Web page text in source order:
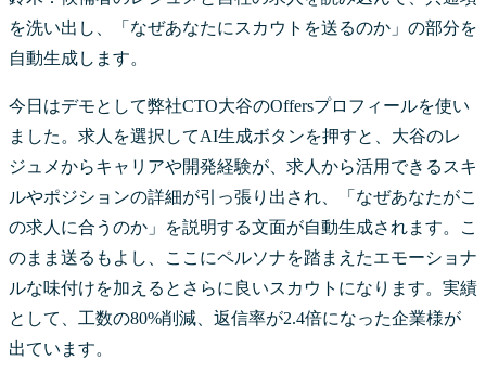
を洗い出し、「なぜあなたにスカウトを送るのか」の部分を
自動生成します。
今日はデモとして弊社CTO大谷のOffersプロフィールを使い
ました。求人を選択してAI生成ボタンを押すと、大谷のレ
ジュメからキャリアや開発経験が、求人から活用できるスキ
ルやポジションの詳細が引っ張り出され、「なぜあなたがこ
の求人に合うのか」を説明する文面が自動生成されます。こ
のまま送るもよし、ここにペルソナを踏まえたエモーショナ
ルな味付けを加えるとさらに良いスカウトになります。実績
として、工数の80%削減、返信率が2.4倍になった企業様が
出ています。